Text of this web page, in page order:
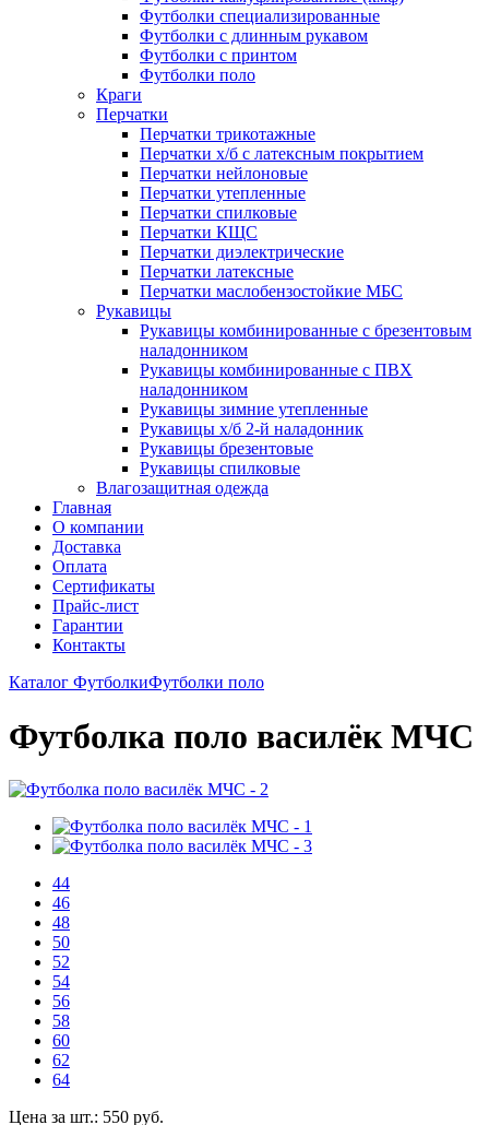
Футболки специализированные
Футболки с длинным рукавом
Футболки с принтом
Футболки поло
Краги
Перчатки
Перчатки трикотажные
Перчатки х/б с латексным покрытием
Перчатки нейлоновые
Перчатки утепленные
Перчатки спилковые
Перчатки КЩС
Перчатки диэлектрические
Перчатки латексные
Перчатки маслобензостойкие МБС
Рукавицы
Рукавицы комбинированные с брезентовым
наладонником
Рукавицы комбинированные с ПВХ
наладонником
Рукавицы зимние утепленные
Рукавицы х/б 2-й наладонник
Рукавицы брезентовые
Рукавицы спилковые
Влагозащитная одежда
Главная
О компании
Доставка
Оплата
Сертификаты
Прайс-лист
Гарантии
Контакты
Каталог ФутболкиФутболки поло
Футболка поло василёк МЧС
44
46
48
50
52
54
56
58
60
62
64
Цена за шт.: 550 руб.